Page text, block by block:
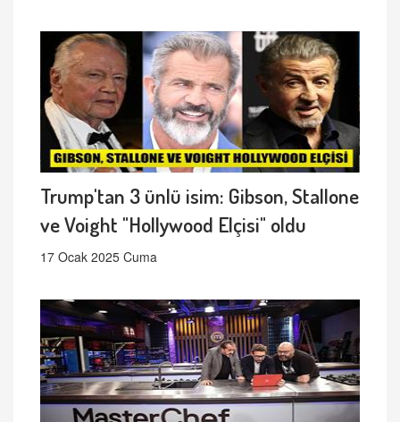
Trump'tan 3 ünlü isim: Gibson, Stallone
ve Voight "Hollywood Elçisi" oldu
17 Ocak 2025 Cuma